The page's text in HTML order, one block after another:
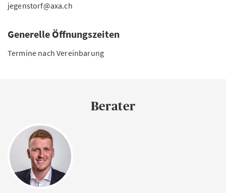
jegenstorf@axa.ch
Generelle Öffnungszeiten
Termine nach Vereinbarung
Berater